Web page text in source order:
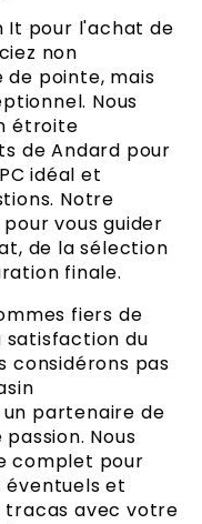
It pour l'achat de
non
pointe, mais
Nous
étroite
de Andard pour
idéal et
Notre
vous guider
de la sélection
finale.
fiers de
du
considérons pas
partenaire de
Nous
complet pour
éventuels et
tracas avec votre